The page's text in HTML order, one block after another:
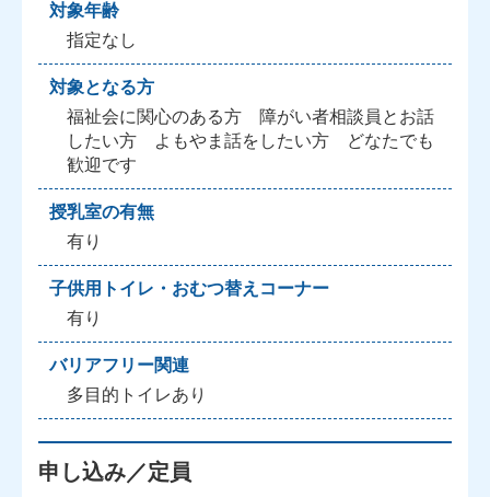
対象年齢
指定なし
対象となる方
福祉会に関心のある方 障がい者相談員とお話
したい方 よもやま話をしたい方 どなたでも
歓迎です
授乳室の有無
有り
子供用トイレ・おむつ替えコーナー
有り
バリアフリー関連
多目的トイレあり
申し込み／定員